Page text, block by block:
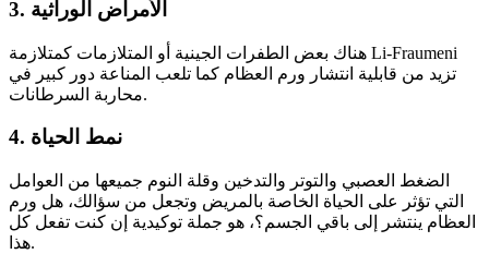
هناك بعض الطفرات الجينية أو المتلازمات كمتلازمة Li-Fraumeni
تزيد من قابلية انتشار ورم العظام كما تلعب المناعة دور كبير في
محاربة السرطانات.
4. نمط الحياة
الضغط العصبي والتوتر والتدخين وقلة النوم جميعها من العوامل
التي تؤثر على الحياة الخاصة بالمريض وتجعل من سؤالك، هل ورم
العظام ينتشر إلى باقي الجسم؟، هو جملة توكيدية إن كنت تفعل كل
هذا.